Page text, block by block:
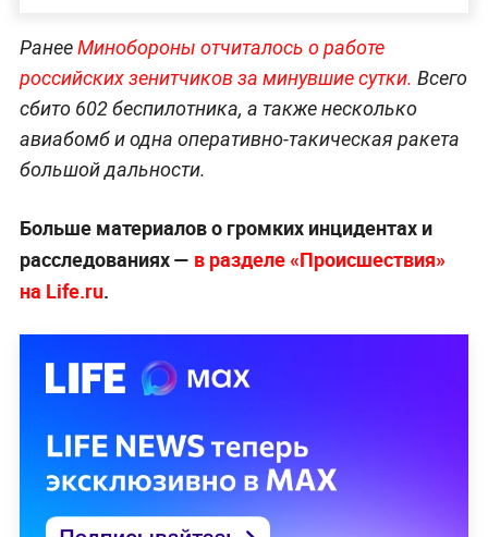
РанееМинобороны отчиталось о работе
российских зенитчиков за минувшие сутки. Всего
сбито 602 беспилотника, а также несколько
авиабомб и одна оперативно-такическая ракета
большой дальности.
Больше материалов о громких инцидентах и
расследованиях — в разделе «Происшествия»
на Life.ru.